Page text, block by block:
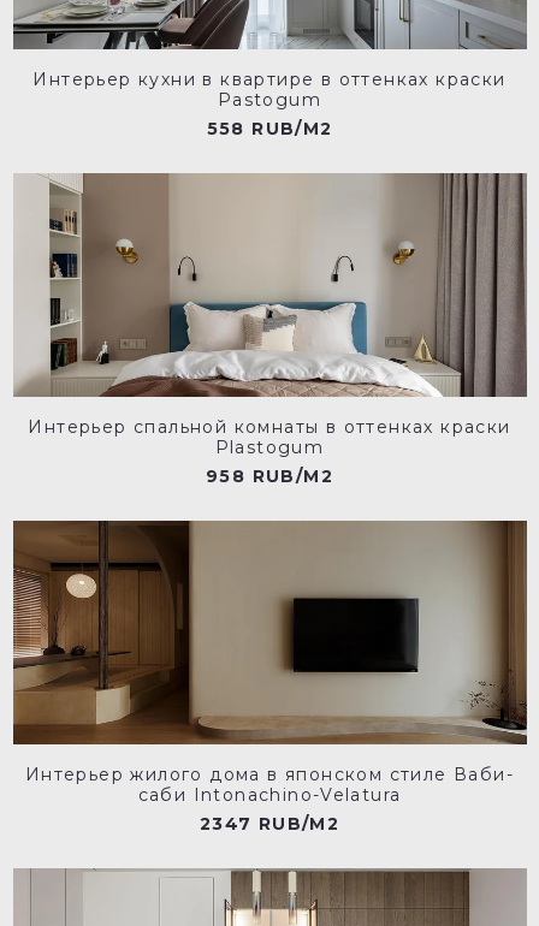
Интерьер кухни в квартире в оттенках краски
Pastogum
558 RUB/M2
Интерьер спальной комнаты в оттенках краски
Plastogum
958 RUB/M2
Интерьер жилого дома в японском стиле Ваби-
саби Intonachino-Velatura
2347 RUB/M2